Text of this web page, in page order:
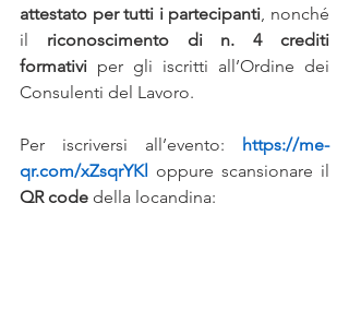
attestato per tutti i partecipanti, nonché
il riconoscimento di n. 4 crediti
formativi per gli iscritti all’Ordine dei
Consulenti del Lavoro.
Per iscriversi all’evento:
https://me-
qr.com/xZsqrYKl
QR code della locandina: